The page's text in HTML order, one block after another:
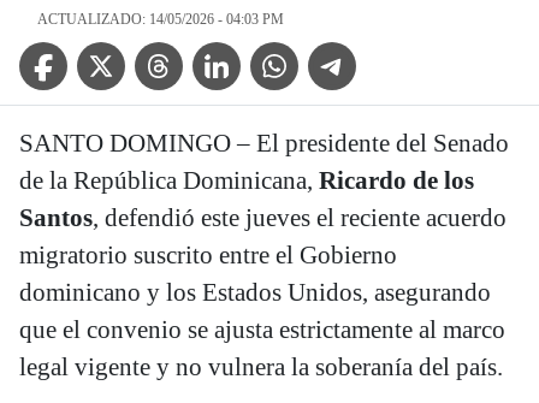
ACTUALIZADO: 14/05/2026 - 04:03 PM
Facebook IconTwitter IconThreads IconLinkedin IconWhatsApp IconTelegram Icon
SANTO DOMINGO – El presidente del Senado
de la República Dominicana, Ricardo de los
Santos, defendió este jueves el reciente acuerdo
migratorio suscrito entre el Gobierno
dominicano y los Estados Unidos, asegurando
que el convenio se ajusta estrictamente al marco
legal vigente y no vulnera la soberanía del país.